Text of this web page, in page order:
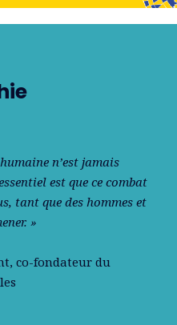
n’est jamais
est que ce combat
tant que des hommes et
»
co-fondateur du